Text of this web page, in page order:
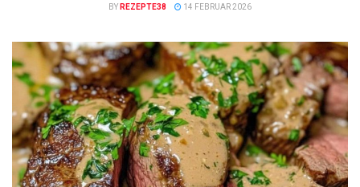
BY REZEPTE38 14 FEBRUAR 2026